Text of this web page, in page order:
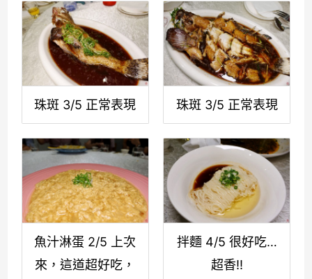
珠斑 3/5 正常表現 珠斑 3/5 正常表現
魚汁淋蛋 2/5 上次
來，這道超好吃，
拌麵 4/5 很好吃…
超香!!